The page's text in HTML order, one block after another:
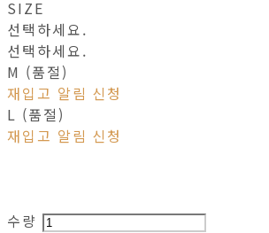
SIZE
선택하세요.
선택하세요.
M (품절)
재입고 알림 신청
L (품절)
재입고 알림 신청
수량